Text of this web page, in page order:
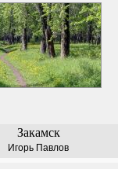
Закамск
Игорь Павлов